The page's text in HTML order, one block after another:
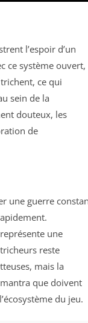
l’espoir d’un
ce système ouvert,
ce qui
sein de la
douteux, les
de
une guerre
une
reste
mais la
que doivent
du jeu.